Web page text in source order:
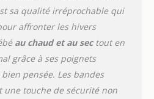
sa qualité irréprochable qui
affronter les hivers
au chaud et au sectout en
grâce à ses poignets
pensée. Les bandes
une touche de sécurité non